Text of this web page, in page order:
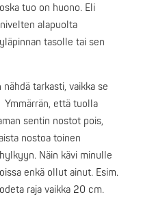
tuo on huono. Eli
alapuolta
tasolle tai sen
tarkasti, vaikka se
että tuolla
sentin nostot pois,
nostoa toinen
Näin kävi minulle
enkä ollut ainut. Esim.
raja vaikka 20 cm.